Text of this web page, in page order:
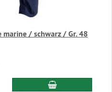
marine / schwarz / Gr. 48
In den